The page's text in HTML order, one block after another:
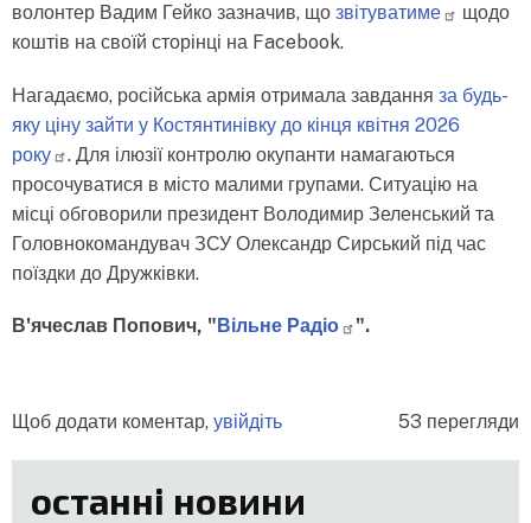
волонтер Вадим Гейко зазначив, що звітуватиме
щодо
коштів на своїй сторінці на Facebook.
Нагадаємо, російська армія отримала завдання за будь-
яку ціну зайти у Костянтинівку до кінця квітня 2026
року
. Для ілюзії контролю окупанти намагаються
просочуватися в місто малими групами. Ситуацію на
місці обговорили президент Володимир Зеленський та
Головнокомандувач ЗСУ Олександр Сирський під час
поїздки до Дружківки.
В'ячеслав Попович, "Вільне Радіо ".
Щоб додати коментар, увійдіть 53 перегляди
останні новини